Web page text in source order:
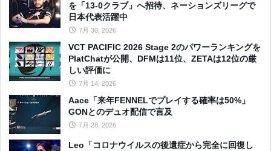
を「13-0クラブ」へ招待、ネーションズリーグで
日本代表活躍中
7月 30, 2026
VCT PACIFIC 2026 Stage 2のパワーランキングを
PlatChatが公開、DFMは11位、ZETAは12位の厳
しい評価に
7月 14, 2026
Aace「来年FENNELでプレイする確率は50%」
GONとのデュオ配信で言及
7月 28, 2026
Leo「コロナウイルスの後遺症から完全に回復し